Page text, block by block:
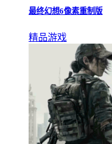
密室出走
休闲益智